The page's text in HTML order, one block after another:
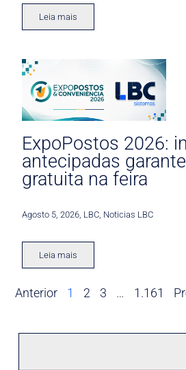
Leia mais
ExpoPostos 2026:
antecipadas
gratuita na feira
Agosto 5, 2026 LBC Noticias LBC
Leia mais
Anterior 1 2 3 … 1.161